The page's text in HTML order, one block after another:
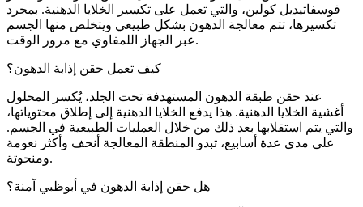
فوسفاتيديل كولين، والتي تعمل على تكسير الخلايا الدهنية. بمجرد
تكسيرها، تتم معالجة الدهون بشكل طبيعي ويتخلص منها الجسم
عبر الجهاز اللمفاوي مع مرور الوقت.
كيف تعمل حقن إذابة الدهون؟
عند حقن طبقة الدهون المستهدفة تحت الجلد، يُكسر المحلول
أغشية الخلايا الدهنية. هذا يدفع الخلايا الدهنية إلى إطلاق محتوياتها،
والتي يتم استقلابها بعد ذلك من خلال العمليات الطبيعية في الجسم.
على مدى عدة أسابيع، تبدو المنطقة المعالجة أنحف وأكثر نعومة
ومنحوتة.
هل حقن إذابة الدهون في أبوظبي آمنة؟